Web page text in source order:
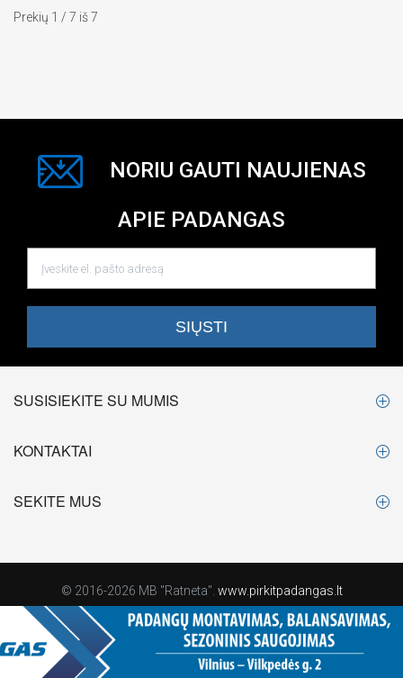
Prekių 1 / 7 iš 7
NORIU GAUTI NAUJIENAS
APIE PADANGAS
SUSISIEKITE SU MUMIS
KONTAKTAI
SEKITE MUS
© 2016-2026 MB "Ratneta". www.pirkitpadangas.lt